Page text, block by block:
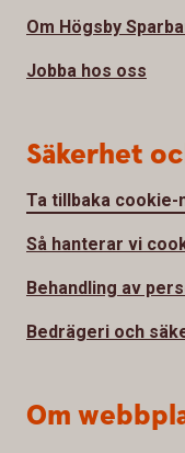
Om Högsby
Jobba hos oss
Säkerhet
Ta tillbaka cookie-
Så hanterar vi
Behandling av
Bedrägeri och
Om